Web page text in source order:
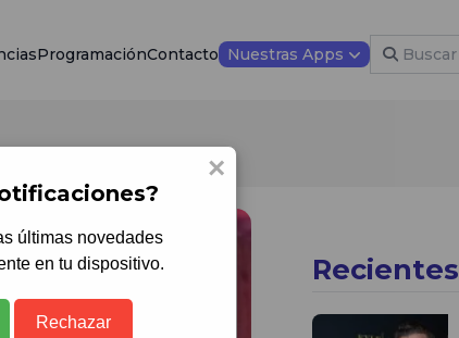
ProgramaciónContacto Nuestras Apps
Recientes
×
últimas novedades
en tu dispositivo.
Rechazar